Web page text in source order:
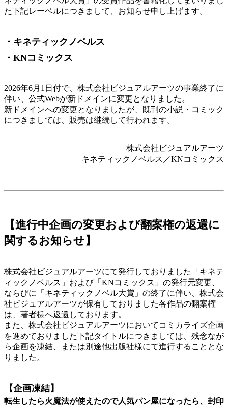
た下記レーベルにつきまして、お知らせ申し上げます。
・キネティックノベルス
・KNコミックス
2026年6月1日付で、株式会社ビジュアルアーツの事業終了に
伴い、公式Webが新ドメインに変更となりました。
新ドメインへの変更となりましたが、既刊の小説・コミック
につきましては、販売は継続して行われます。
株式会社ビジュアルアーツ
キネティックノベルス／KNコミックス
【進行中企画の変更および翻案権の返還に
関するお知らせ】
株式会社ビジュアルアーツにて発行しておりました「キネテ
ィックノベルス」および「KNコミックス」の発行元変更、
ならびに「キネティックノベル大賞」の終了に伴い、株式会
社ビジュアルアーツが保有しておりました各作品の翻案権
は、著者様へ返還しております。
また、株式会社ビジュアルアーツにおいてコミカライズ企画
を進めておりました下記タイトルにつきましては、残念なが
ら企画を凍結、または別途他出版社様にて進行することとな
りました。
【企画凍結】
転生したら火魔法が使えたので人気パン屋になったら、封印